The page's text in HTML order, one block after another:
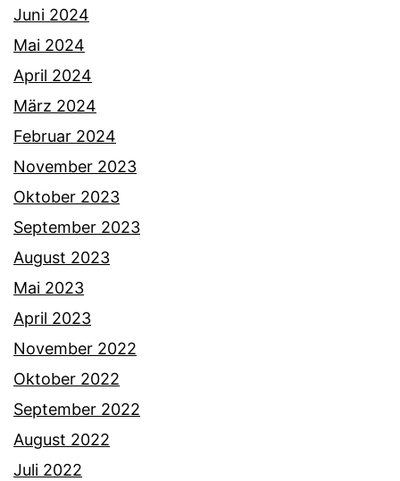
Juni 2024
Mai 2024
April 2024
März 2024
Februar 2024
November 2023
Oktober 2023
September 2023
August 2023
Mai 2023
April 2023
November 2022
Oktober 2022
September 2022
August 2022
Juli 2022